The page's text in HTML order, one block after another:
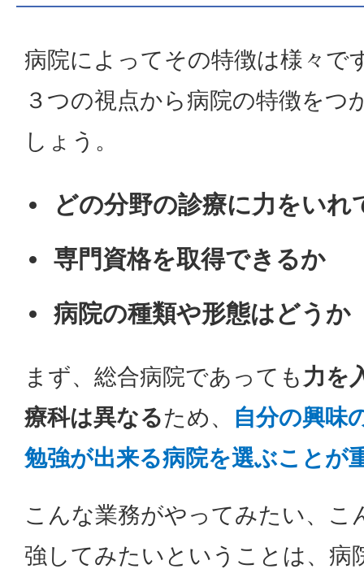
病院によってその特徴は様々で
３つの視点から病院の特徴をつ
しょう。
どの分野の診療に力をいれ
専門資格を取得できるか
病院の種類や形態はどうか
まず、総合病院であっても 力を
療科は異なるため、 自分の興味
勉強が出来る病院を選ぶことが
こんな業務がやってみたい、こ
強してみたいということは、病